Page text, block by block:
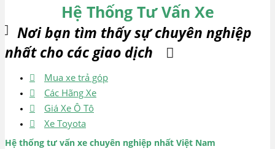
Hệ Thống Tư Vấn Xe
Nơi bạn tìm thấy sự chuyên nghiệp
nhất cho các giao dịch
Mua xe trả góp
Các Hãng Xe
Giá Xe Ô Tô
Xe Toyota
Hệ thống tư vấn xe chuyên nghiệp nhất Việt Nam